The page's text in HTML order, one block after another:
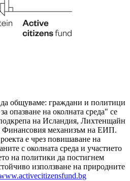
общуваме: граждани и политици
опазване на околната среда" се
на Исландия, Лихтенщайн
Финансовия механизъм на ЕИП.
е чрез повишаване на
с околната среда и участието
на политики да постигнем
използване на природните